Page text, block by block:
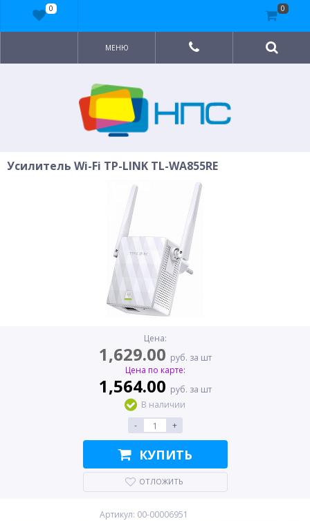
МЕНЮ
Усилитель Wi-Fi TP-LINK TL-WA855RE
Цена:
1,629.00 руб. за шт
Цена по карте:
1,564.00 руб. за шт
В наличии
-
+
КУПИТЬ
ОТЛОЖИТЬ
Артикул: 00-00006951
0 0